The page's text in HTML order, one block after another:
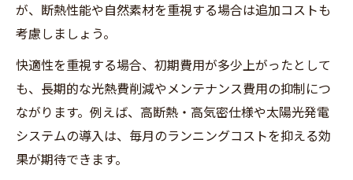
仙台 注文住宅 相場と断熱性の最新トレンド
策を
夏も冬も快適な新築注文住宅の気密性能と
宮城県ハウスメーカーランキングも参考に
が、断熱性能や自然素材を重視する場合は追加コストも
考慮しましょう。
快適性を重視する場合、初期費用が多少上がったとして
も、長期的な光熱費削減やメンテナンス費用の抑制につ
ながります。例えば、高断熱・高気密仕様や太陽光発電
システムの導入は、毎月のランニングコストを抑える効
果が期待できます。